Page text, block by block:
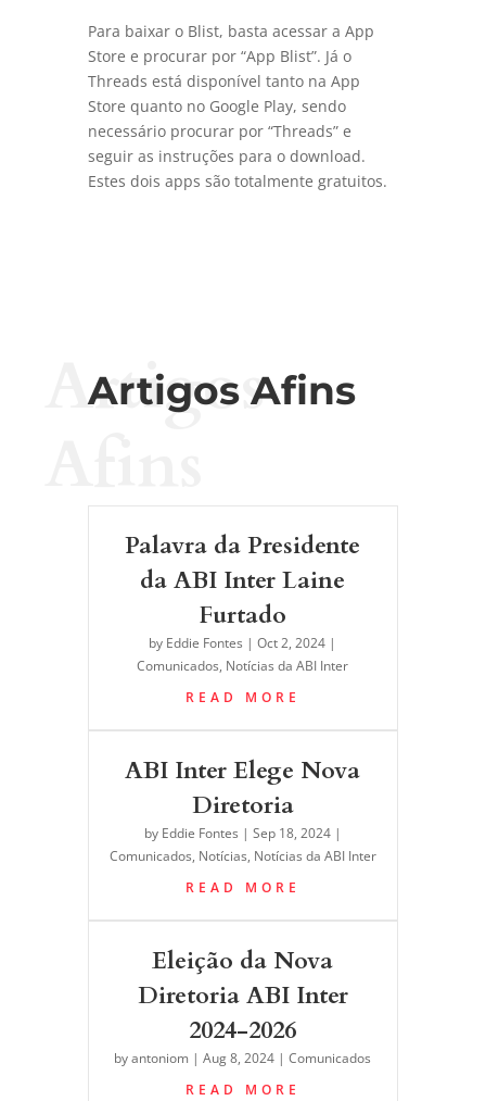
Para baixar o Blist, basta acessar a App
Store e procurar por “App Blist”. Já o
Threads está disponível tanto na App
Store quanto no Google Play, sendo
necessário procurar por “Threads” e
seguir as instruções para o download.
Estes dois apps são totalmente gratuitos.
Artigos Afins
Artigos
Palavra da Presidente
da ABI Inter Laine
Furtado
by Eddie Fontes |Oct 2, 2024 |
Comunicados, Notícias da ABI Inter
READ MORE
ABI Inter Elege Nova
Diretoria
by Eddie Fontes | Sep 18, 2024|
Comunicados, Notícias, Notícias da ABI Inter
READ MORE
Eleição da Nova
Diretoria ABI Inter
2024-2026
byantoniom |Aug 8, 2024 |Comunicados
READ MORE